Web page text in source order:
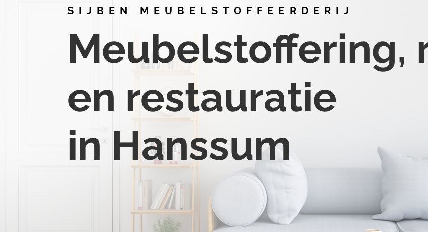
SIJBEN MEUBELSTOFFEERDERIJ
Meubelstoffering,
en restauratie
in Hanssum